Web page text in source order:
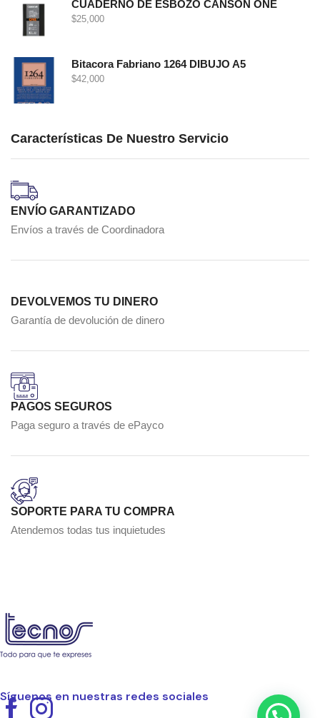
CUADERNO DE ESBOZO CANSON ONE
$25,000
Bitacora Fabriano 1264 DIBUJO A5
$42,000
Características De Nuestro Servicio
ENVÍO GARANTIZADO
Envíos a través de Coordinadora
DEVOLVEMOS TU DINERO
Garantía de devolución de dinero
PAGOS SEGUROS
Paga seguro a través de ePayco
SOPORTE PARA TU COMPRA
Atendemos todas tus inquietudes
Síguenos en nuestras redes sociales